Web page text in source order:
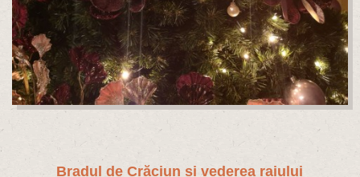
Bradul de Crăciun și vederea raiului